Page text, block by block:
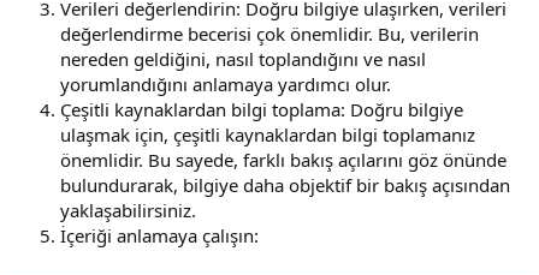
Verileri değerlendirin: Doğru bilgiye ulaşırken, verileri
değerlendirme becerisi çok önemlidir. Bu, verilerin
nereden geldiğini, nasıl toplandığını ve nasıl
yorumlandığını anlamaya yardımcı olur.
Çeşitli kaynaklardan bilgi toplama: Doğru bilgiye
ulaşmak için, çeşitli kaynaklardan bilgi toplamanız
önemlidir. Bu sayede, farklı bakış açılarını göz önünde
bulundurarak, bilgiye daha objektif bir bakış açısından
yaklaşabilirsiniz.
İçeriği anlamaya çalışın: